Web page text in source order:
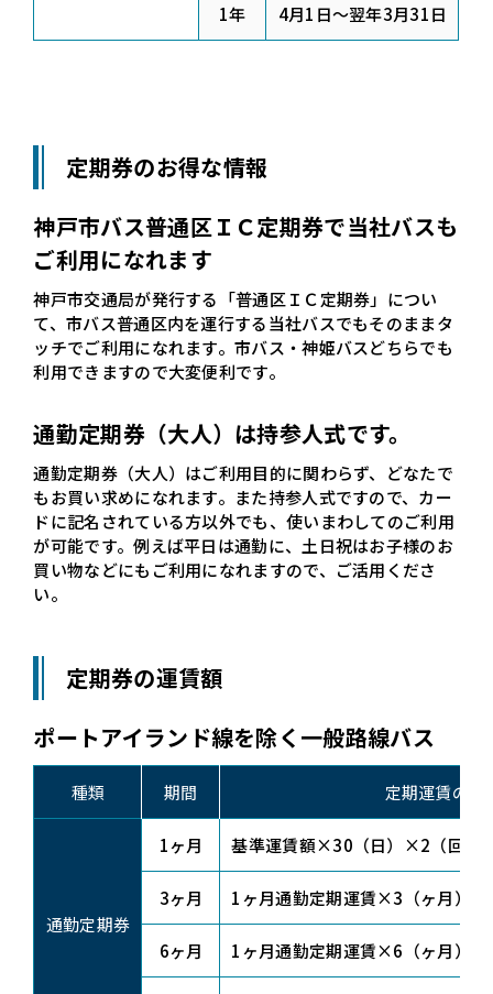
1年 4月1日～翌年3月31日
定期券のお得な情報
神戸市バス普通区ＩＣ定期券で当社バスも
ご利用になれます
神戸市交通局が発行する「普通区ＩＣ定期券」につい
て、市バス普通区内を運行する当社バスでもそのままタ
ッチでご利用になれます。市バス・神姫バスどちらでも
利用できますので大変便利です。
通勤定期券（大人）は持参人式です。
通勤定期券（大人）はご利用目的に関わらず、どなたで
もお買い求めになれます。また持参人式ですので、カー
ドに記名されている方以外でも、使いまわしてのご利用
が可能です。例えば平日は通勤に、土日祝はお子様のお
買い物などにもご利用になれますので、ご活用くださ
い。
定期券の運賃額
ポートアイランド線を除く一般路線バス
種類 期間 定期運賃の計
通勤定期券
1ヶ月 基準運賃額×30（日）×2（回）
3ヶ月 1ヶ月通勤定期運賃×3（ヶ月）
6ヶ月 1ヶ月通勤定期運賃×6（ヶ月）×